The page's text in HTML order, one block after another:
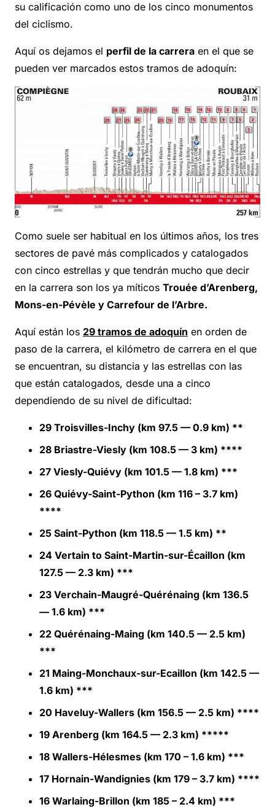
su calificación como uno de los cinco monumentos
del ciclismo.
Aquí os dejamos el perfil de la carrera en el que se
pueden ver marcados estos tramos de adoquín:
Como suele ser habitual en los últimos años, los tres
sectores de pavé más complicados y catalogados
con cinco estrellas y que tendrán mucho que decir
en la carrera son los ya míticos Trouée d’Arenberg,
Mons-en-Pévèle y Carrefour de l’Arbre.
Aquí están los 29 tramos de adoquín en orden de
paso de la carrera, el kilómetro de carrera en el que
se encuentran, su distancia y las estrellas con las
que están catalogados, desde una a cinco
dependiendo de su nivel de dificultad:
29 Troisvilles-Inchy (km 97.5 — 0.9 km) **
28 Briastre-Viesly (km 108.5 — 3 km) ****
27 Viesly-Quiévy (km 101.5 — 1.8 km) ***
26 Quiévy-Saint-Python (km 116 – 3.7 km)
****
25 Saint-Python (km 118.5 — 1.5 km) **
24 Vertain to Saint-Martin-sur-Écaillon (km
127.5 — 2.3 km) ***
23 Verchain-Maugré-Quérénaing (km 136.5
— 1.6 km) ***
22 Quérénaing-Maing (km 140.5 — 2.5 km)
***
21 Maing-Monchaux-sur-Ecaillon (km 142.5 —
1.6 km) ***
20 Haveluy-Wallers (km 156.5 — 2.5 km) ****
19 Arenberg (km 164.5 — 2.3 km) *****
18 Wallers-Hélesmes (km 170 – 1.6 km) ***
17 Hornain-Wandignies (km 179 – 3.7 km) ****
16 Warlaing-Brillon (km 185 – 2.4 km) ***